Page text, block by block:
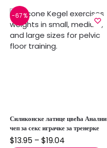
-67%
Силиконске латице цвећа Анални
чеп за секс играчке за тренерке
$13.95 – $19.04